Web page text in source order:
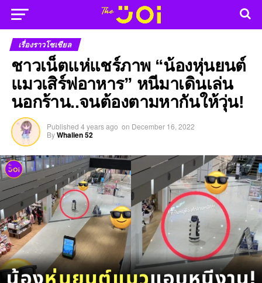
เรื่องราวโซเชียล
ชาวเน็ตแห่แชร์ภาพ “น้องหุ่นยนต์
แมวเสิร์ฟอาหาร” หนีมาเดินเล่น
นอกร้าน..จนต้องตามหากันให้วุ่น!
Published 4 years ago on December 16, 2022
ByWhalien 52